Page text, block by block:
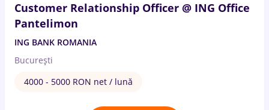
Customer Relationship Officer @ ING Office
Pantelimon
ING BANK ROMANIA
București
4000 - 5000 RON net / lună